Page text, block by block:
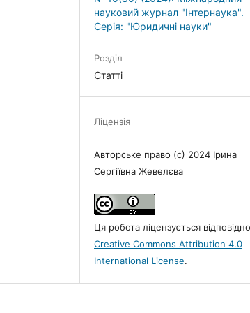
науковий журнал "Інтернаука".
Серія: "Юридичні науки"
Розділ
Статті
Ліцензія
Авторське право (c) 2024 Ірина
Сергіївна Жевелєва
Ця робота ліцензується
Creative Commons Attribution 4.0
International License.